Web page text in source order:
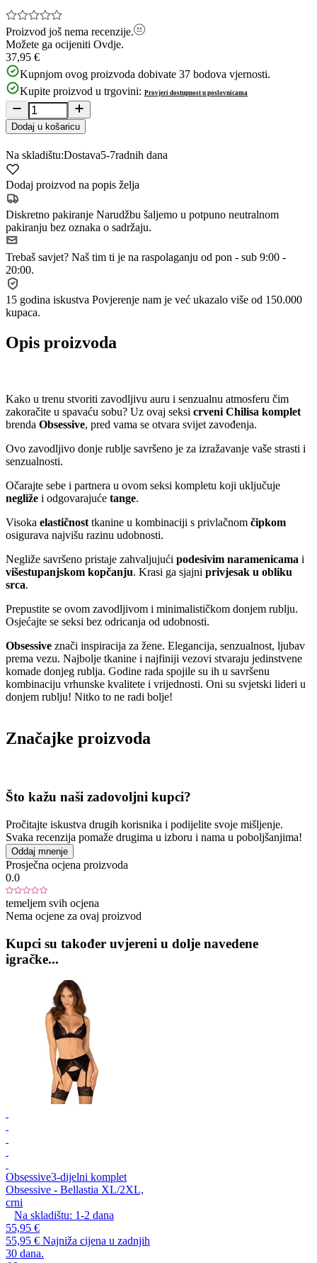
Proizvod još nema recenzije.
Možete ga ocijeniti Ovdje.
37,95 €
Kupnjom ovog proizvoda dobivate 37 bodova vjernosti.
Kupite proizvod u trgovini: Provjeri dostupnost u poslovnicama
Dodaj u košaricu
Na skladištu:Dostava5-7radnih dana
Dodaj proizvod na popis želja
Diskretno pakiranje Narudžbu šaljemo u potpuno neutralnom
pakiranju bez oznaka o sadržaju.
Trebaš savjet? Naš tim ti je na raspolaganju od pon - sub 9:00 -
20:00.
15 godina iskustva Povjerenje nam je već ukazalo više od 150.000
kupaca.
Opis proizvoda
Kako u trenu stvoriti zavodljivu auru i senzualnu atmosferu čim
zakoračite u spavaću sobu? Uz ovaj seksi crveni Chilisa komplet
brenda Obsessive, pred vama se otvara svijet zavođenja.
Ovo zavodljivo donje rublje savršeno je za izražavanje vaše strasti i
senzualnosti.
Očarajte sebe i partnera u ovom seksi kompletu koji uključuje
negliže i odgovarajuće tange.
Visoka elastičnost tkanine u kombinaciji s privlačnom čipkom
osigurava najvišu razinu udobnosti.
Negliže savršeno pristaje zahvaljujući podesivim naramenicama i
višestupanjskom kopčanju. Krasi ga sjajni privjesak u obliku
srca.
Prepustite se ovom zavodljivom i minimalističkom donjem rublju.
Osjećajte se seksi bez odricanja od udobnosti.
Obsessive znači inspiracija za žene. Elegancija, senzualnost, ljubav
prema vezu. Najbolje tkanine i najfiniji vezovi stvaraju jedinstvene
komade donjeg rublja. Godine rada spojile su ih u savršenu
kombinaciju vrhunske kvalitete i vrijednosti. Oni su svjetski lideri u
donjem rublju! Nitko to ne radi bolje!
Značajke proizvoda
Što kažu naši zadovoljni kupci?
Pročitajte iskustva drugih korisnika i podijelite svoje mišljenje.
Svaka recenzija pomaže drugima u izboru i nama u poboljšanjima!
Oddaj mnenje
Prosječna ocjena proizvoda
0.0
temeljem svih ocjena
Nema ocjene za ovaj proizvod
Kupci su također uvjereni u dolje navedene
igračke...
Obsessive3-dijelni komplet
Obsessive - Bellastia XL/2XL,
crni
Na skladištu: 1-2 dana
55,95 €
55,95 € Najniža cijena u zadnjih
30 dana.